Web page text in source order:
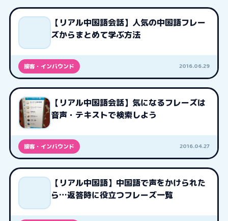
【リアル中国語会話】人気の中国語フレー
ズからまとめて学ぶ方法
接客・インバウンド 2016.06.29
【リアル中国語会話】気になるフレーズは
音声・テキストで検索しよう
接客・インバウンド 2016.04.27
【リアル中国語】中国語で声をかけられた
ら…返答時に役立つフレーズ一覧